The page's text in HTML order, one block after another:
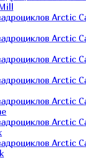
Arctic
Arctic
Arctic
Arctic
Arctic
Arctic
Arctic